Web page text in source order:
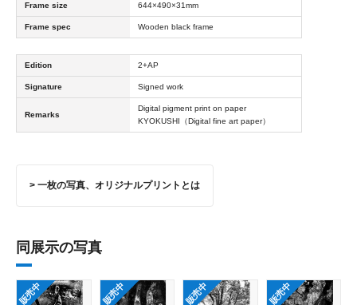
Frame size 644×490×31mm
Frame spec Wooden black frame
Edition 2+AP
Signature Signed work
Remarks
Digital pigment print on paper
KYOKUSHI（Digital fine art paper）
> 一枚の写真、オリジナルプリントとは
同展示の写真
販売中 販売中 販売中 販売中